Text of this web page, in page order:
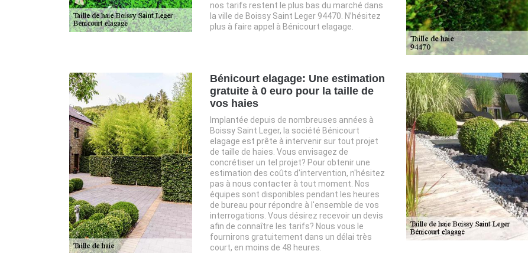
nos tarifs restent le plus bas du marché dans
la ville de Boissy Saint Leger 94470. N’hésitez
plus à faire appel à Bénicourt elagage.
Bénicourt elagage: Une estimation
gratuite à 0 euro pour la taille de
vos haies
Implantée depuis de nombreuses années à
Boissy Saint Leger, la société Bénicourt
elagage est prête à intervenir sur tout projet
de taille de haies. Vous envisagez de
concrétiser un tel projet? Pour obtenir une
estimation des coûts d'intervention, n'hésitez
pas à nous contacter à tout moment. Nos
équipes sont disponibles pendant les heures
de bureau pour répondre à l'ensemble de vos
interrogations. Vous désirez recevoir un devis
afin de connaître les tarifs? Nous vous le
fournirons gratuitement dans un délai très
court, en moins de 48 heures.